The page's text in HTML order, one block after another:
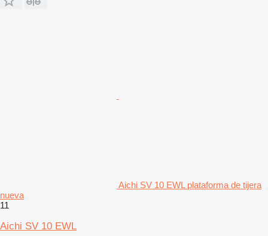
Aichi SV 10 EWL plataforma de tijera
nueva
11
Aichi SV 10 EWL